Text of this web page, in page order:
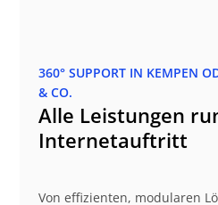
360° SUPPORT IN KEMPEN
& CO.
Alle Leistungen
Internetauftritt
Von effizienten, modularen